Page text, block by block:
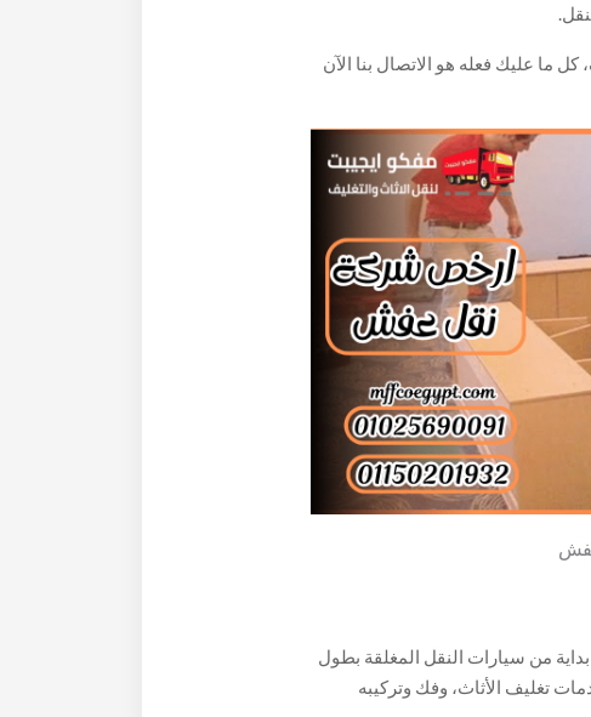
التغليف، كل ما عليك فعله هو الاتصال بنا الآن
من سيارات النقل المغلقة بطول
تغليف الأثاث، وفك وتركيبه